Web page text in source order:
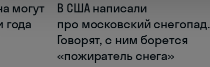
могут
года
В США написали
про московский снегопад.
Говорят, с ним борется
«пожиратель снега»